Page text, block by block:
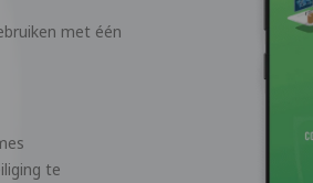
met één
te